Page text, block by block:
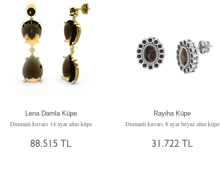
Lena Damla Küpe
Dumanlı kuvars 14 ayar altın küpe
88.515 TL
Rayiha Küpe
Dumanlı kuvars 8 ayar beyaz altın küpe
31.722 TL